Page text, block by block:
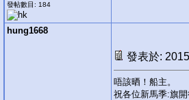
發帖數目: 184
hung1668
發表於:
唔該晒！船主。
祝各位新馬季:旗